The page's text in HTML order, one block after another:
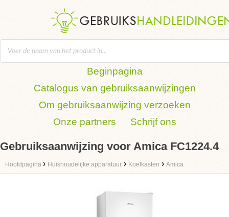
Beginpagina
Catalogus van gebruiksaanwijzingen
Om gebruiksaanwijzing verzoeken
Onze partners
Schrijf ons
Gebruiksaanwijzing voor Amica FC1224.4
Hoofdpagina › Huishoudelijke apparatuur › Koelkasten › Amica